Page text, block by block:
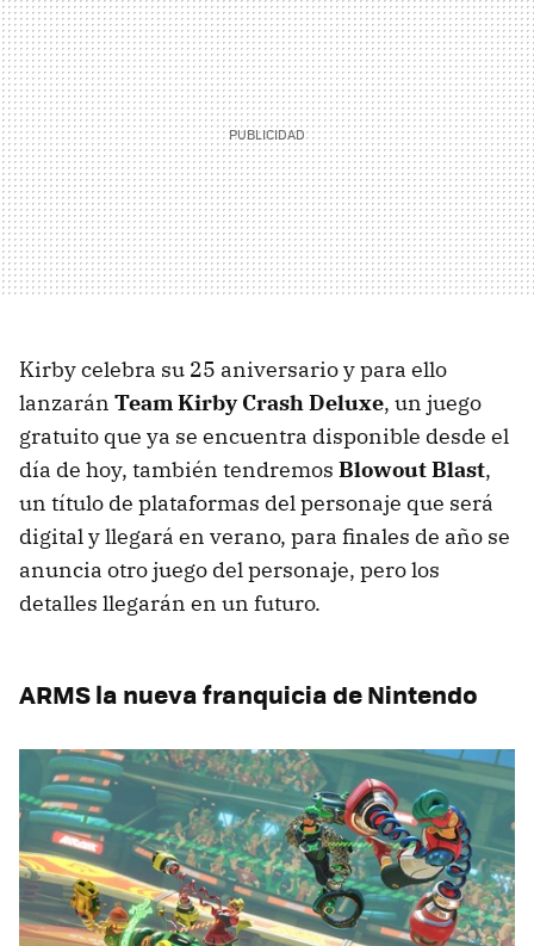
Kirby celebra su 25 aniversario y para ello
lanzarán Team Kirby Crash Deluxe, un juego
gratuito que ya se encuentra disponible desde el
día de hoy, también tendremos Blowout Blast,
un título de plataformas del personaje que será
digital y llegará en verano, para finales de año se
anuncia otro juego del personaje, pero los
detalles llegarán en un futuro.
ARMS la nueva franquicia de Nintendo